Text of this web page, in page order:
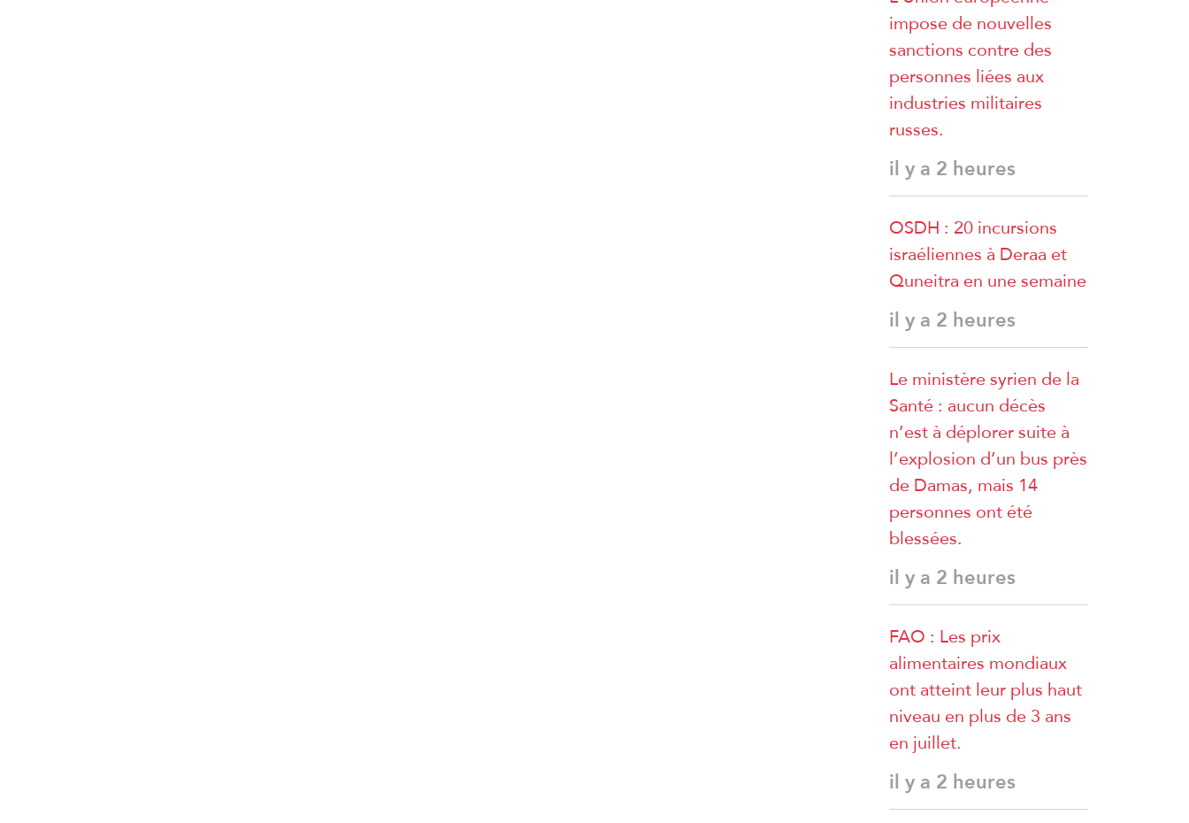
impose de nouvelles
sanctions contre des
personnes liées aux
industries militaires
russes.
il y a 2 heures
OSDH : 20 incursions
israéliennes à Deraa et
Quneitra en une semaine
il y a 2 heures
Le ministère syrien de la
Santé : aucun décès
n’est à déplorer suite à
l’explosion d’un bus près
de Damas, mais 14
personnes ont été
blessées.
il y a 2 heures
FAO : Les prix
alimentaires mondiaux
ont atteint leur plus haut
niveau en plus de 3 ans
en juillet.
il y a 2 heures